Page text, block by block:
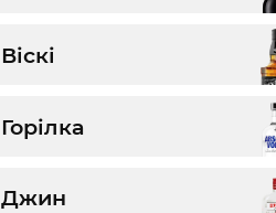
Віскі
Горілка
Джин